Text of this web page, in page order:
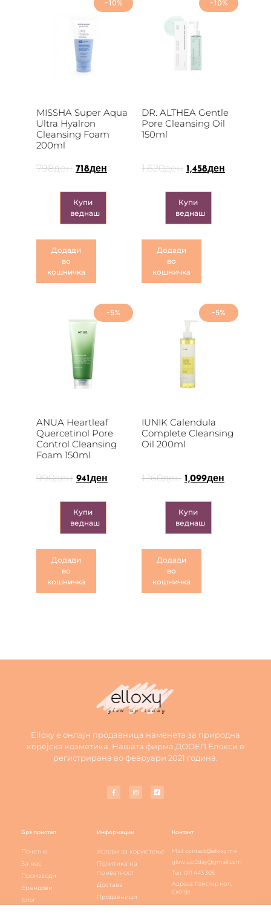
-10%
MISSHA Super Aqua
Ultra Hyalron
Cleansing Foam
200ml
798ден 718ден
Купи
веднаш
Додади
во
кошничка
-10%
DR. ALTHEA Gentle
Pore Cleansing Oil
150ml
1,620ден 1,458ден
Купи
веднаш
Додади
во
кошничка
-5%
ANUA Heartleaf
Quercetinol Pore
Control Cleansing
Foam 150ml
990ден 941 ден
Купи
веднаш
Додади
во
кошничка
-5%
IUNIK Calendula
Complete Cleansing
Oil 200ml
1,160ден 1,099ден
Купи
веднаш
Додади
во
кошничка
Elloxy е онлајн продавница наменета за природна
корејска козметика. Нашата фирма ДООЕЛ Елокси е
регистрирана во февруари 2021 година.
Брз пристап
Почетна
За нас
Производи
Брендови
Блог
Информации
Услови за користење
Политика на
приватност
Достава
Продавници
Контакт
Mail: contact@elloxy.mk
glow.up.2day@gmail.com
Тел: 071 443 305
Адреса: Рамстор мол,
Скопје